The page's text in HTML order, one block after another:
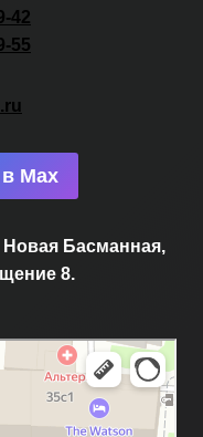
42
55
Max
Новая Басманная,
8.